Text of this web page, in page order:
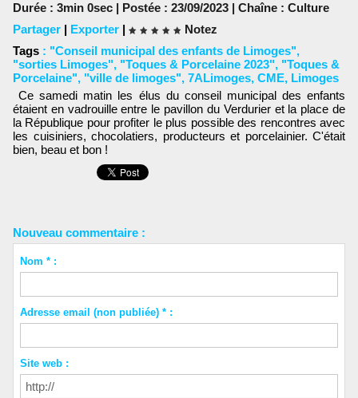
Durée : 3min 0sec | Postée : 23/09/2023 | Chaîne : Culture
Partager | Exporter |
Notez
Tags : "Conseil municipal des enfants de Limoges",
"sorties Limoges", "Toques & Porcelaine 2023", "Toques &
Porcelaine", "ville de limoges", 7ALimoges, CME, Limoges
Ce samedi matin les élus du conseil municipal des enfants
étaient en vadrouille entre le pavillon du Verdurier et la place de
la République pour profiter le plus possible des rencontres avec
les cuisiniers, chocolatiers, producteurs et porcelainier. C'était
bien, beau et bon !
Nouveau commentaire :
Nom * :
Adresse email (non publiée) * :
Site web :